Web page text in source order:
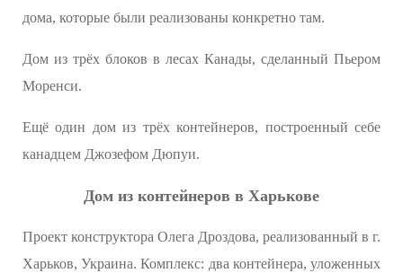
дома, которые были реализованы конкретно там.
Дом из трёх блоков в лесах Канады, сделанный Пьером
Моренси.
Ещё один дом из трёх контейнеров, построенный себе
канадцем Джозефом Дюпуи.
Дом из контейнеров в Харькове
Проект конструктора Олега Дроздова, реализованный в г.
Харьков, Украина. Комплекс: два контейнера, уложенных